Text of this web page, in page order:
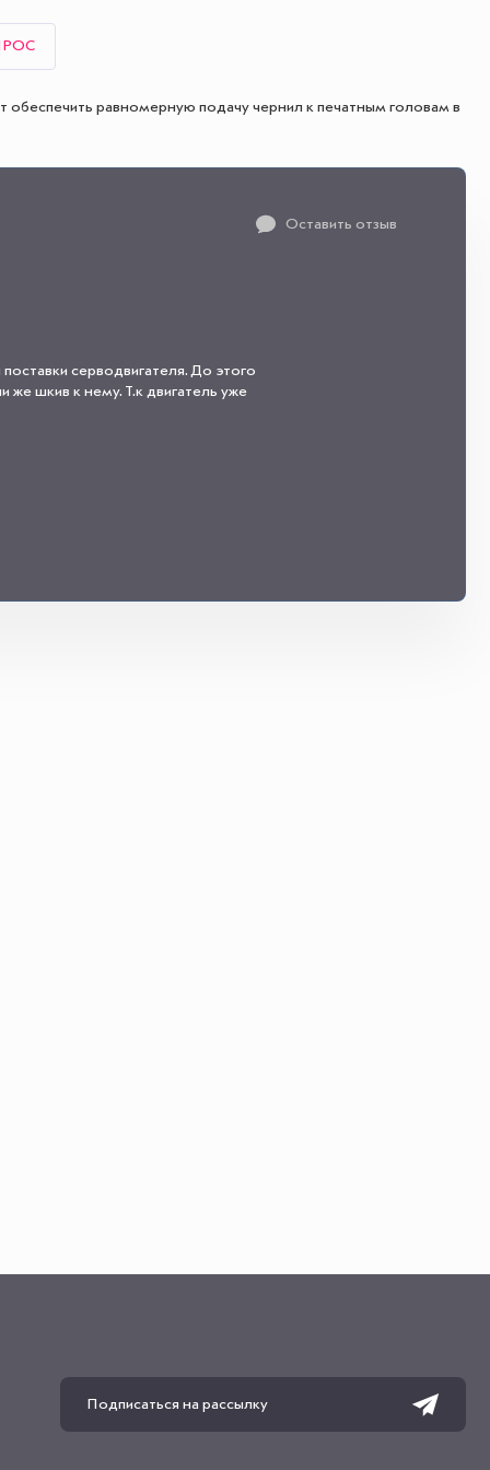
обеспечить равномерную подачу чернил к печатным головам в
Оставить отзыв
серводвигателя. До этого
же шкив к нему. Т.к двигатель уже